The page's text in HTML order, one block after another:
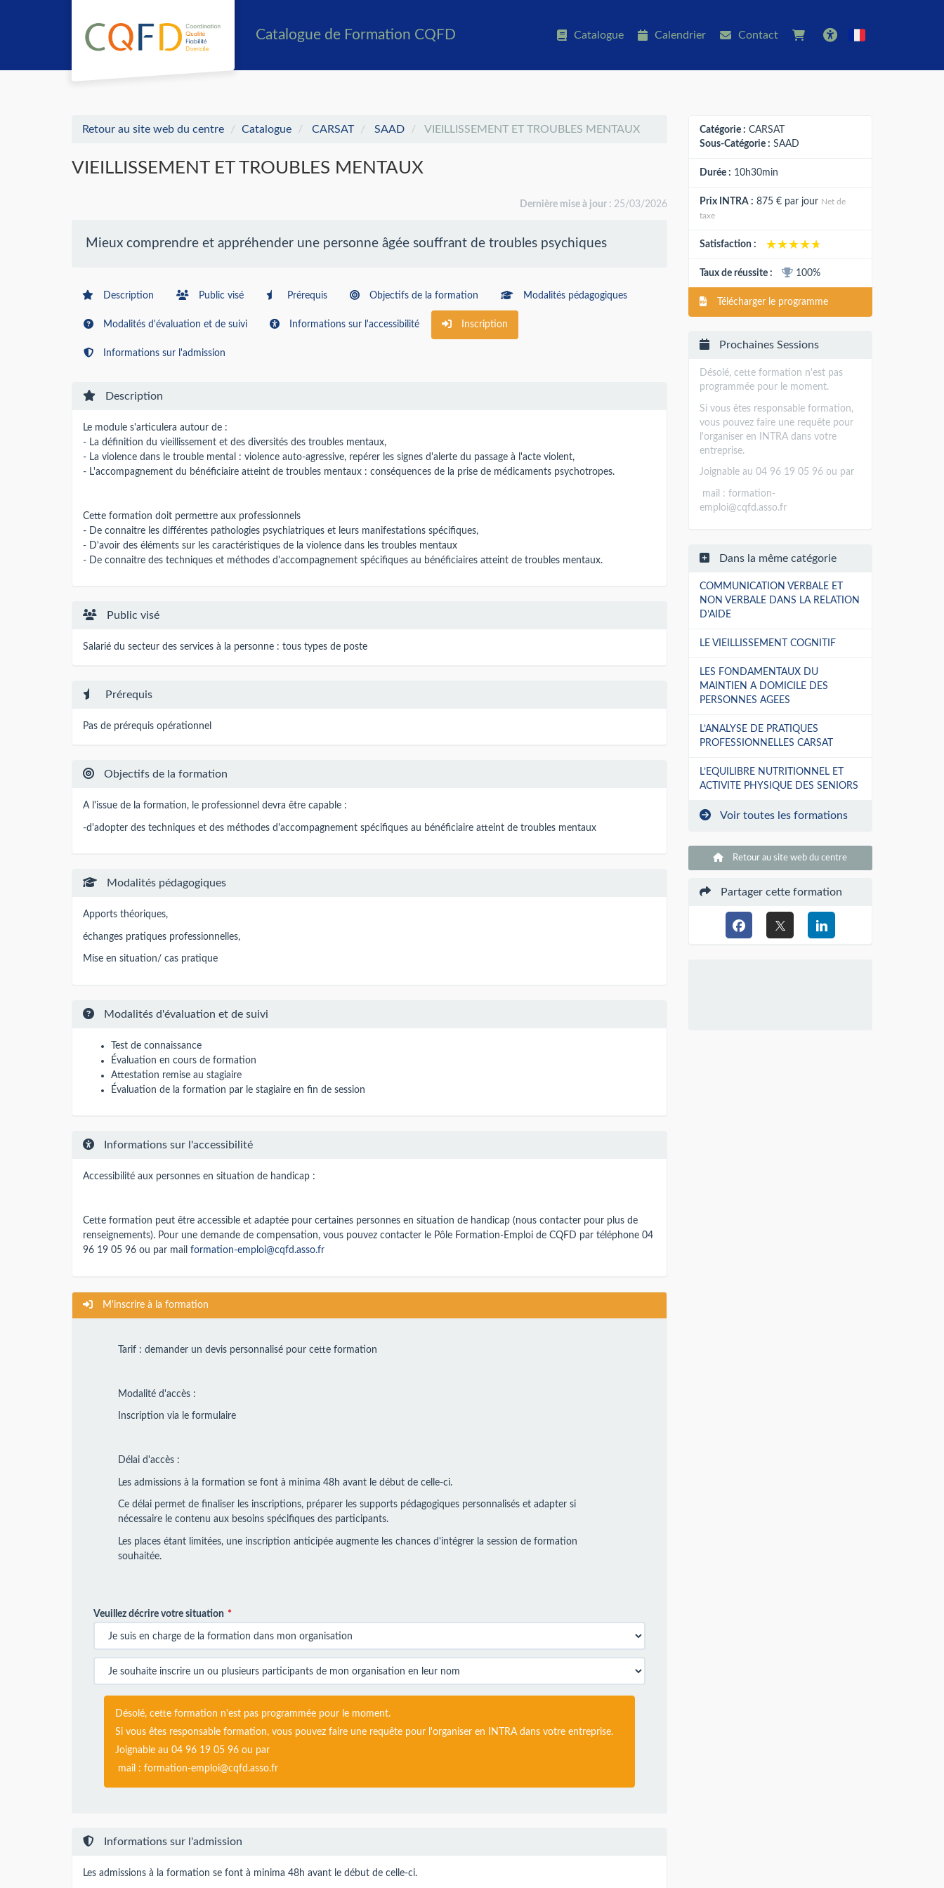
Catalogue de Formation CQFD Catalogue Calendrier
Contact
Français
Retour au site web du centre Catalogue CARSAT SAAD VIEILLISSEMENT ET TROUBLES MENTAUX
VIEILLISSEMENT ET TROUBLES MENTAUX
Dernière mise à jour : 25/03/2026
Mieux comprendre et appréhender une personne âgée souffrant de troubles psychiques
Description Public visé Prérequis Objectifs de la formation Modalités pédagogiques
Modalités d'évaluation et de suivi Informations sur l'accessibilité Inscription
Informations sur l'admission
Description
Le module s'articulera autour de :
- La définition du vieillissement et des diversités des troubles mentaux,
- La violence dans le trouble mental : violence auto-agressive, repérer les signes d'alerte du passage à l'acte violent,
- L'accompagnement du bénéficiaire atteint de troubles mentaux : conséquences de la prise de médicaments psychotropes.
Cette formation doit permettre aux professionnels
- De connaitre les différentes pathologies psychiatriques et leurs manifestations spécifiques,
- D'avoir des éléments sur les caractéristiques de la violence dans les troubles mentaux
- De connaitre des techniques et méthodes d'accompagnement spécifiques au bénéficiaires atteint de troubles mentaux.
Public visé
Salarié du secteur des services à la personne : tous types de poste
Prérequis
Pas de prérequis opérationnel
Objectifs de la formation
A l'issue de la formation, le professionnel devra être capable :
-d'adopter des techniques et des méthodes d'accompagnement spécifiques au bénéficiaire atteint de troubles mentaux
Modalités pédagogiques
Apports théoriques,
échanges pratiques professionnelles,
Mise en situation/ cas pratique
Modalités d'évaluation et de suivi
Test de connaissance
Évaluation en cours de formation
Attestation remise au stagiaire
Évaluation de la formation par le stagiaire en fin de session
Informations sur l'accessibilité
Accessibilité aux personnes en situation de handicap :
Cette formation peut être accessible et adaptée pour certaines personnes en situation de handicap (nous contacter pour plus de
renseignements). Pour une demande de compensation, vous pouvez contacter le Pôle Formation-Emploi de CQFD par téléphone 04
96 19 05 96 ou par mail formation-emploi@cqfd.asso.fr
M'inscrire à la formation
Tarif : demander un devis personnalisé pour cette formation
Modalité d'accès :
Inscription via le formulaire
Délai d'accès :
Les admissions à la formation se font à minima 48h avant le début de celle-ci.
Ce délai permet de finaliser les inscriptions, préparer les supports pédagogiques personnalisés et adapter si
nécessaire le contenu aux besoins spécifiques des participants.
Les places étant limitées, une inscription anticipée augmente les chances d'intégrer la session de formation
souhaitée.
Veuillez décrire votre situation
Désolé, cette formation n'est pas programmée pour le moment.
Si vous êtes responsable formation, vous pouvez faire une requête pour l'organiser en INTRA dans votre entreprise.
Joignable au 04 96 19 05 96 ou par
mail : formation-emploi@cqfd.asso.fr
Informations sur l'admission
Les admissions à la formation se font à minima 48h avant le début de celle-ci.
Catégorie : CARSAT
Sous-Catégorie : SAAD
Durée : 10h30min
Prix INTRA : 875 € par jour Net de
taxe
Satisfaction : ★★★★★
★★★★★
Taux de réussite : 100%
Télécharger le programme
Prochaines Sessions
Désolé, cette formation n'est pas
programmée pour le moment.
Si vous êtes responsable formation,
vous pouvez faire une requête pour
l'organiser en INTRA dans votre
entreprise.
Joignable au 04 96 19 05 96 ou par
mail : formation-
emploi@cqfd.asso.fr
Dans la même catégorie
COMMUNICATION VERBALE ET
NON VERBALE DANS LA RELATION
D’AIDE
LE VIEILLISSEMENT COGNITIF
LES FONDAMENTAUX DU
MAINTIEN A DOMICILE DES
PERSONNES AGEES
L’ANALYSE DE PRATIQUES
PROFESSIONNELLES CARSAT
L’EQUILIBRE NUTRITIONNEL ET
ACTIVITE PHYSIQUE DES SENIORS
Voir toutes les formations
Retour au site web du centre
Partager cette formation